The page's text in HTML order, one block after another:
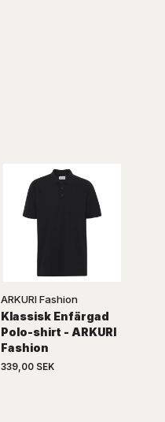
ARKURI Fashion
Klassisk Enfärgad
Polo-shirt - ARKURI
Fashion
339,00 SEK